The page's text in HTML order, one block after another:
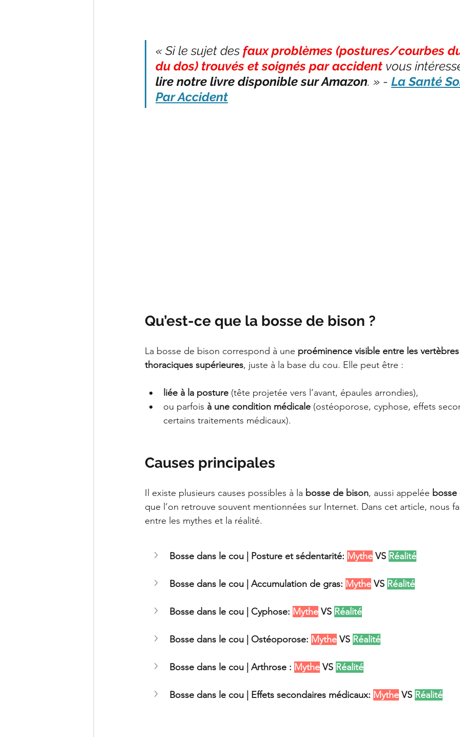
« Si le sujet des faux problèmes (postures/courbes
du dos) trouvés et soignés par accident vous
lire notre livre disponible sur Amazon. » - La Santé
Par Accident
Qu’est-ce que la bosse de bison ?
La bosse de bison correspond à une proéminence visible entre les
thoraciques supérieures, juste à la base du cou. Elle peut être :
liée à la posture (tête projetée vers l’avant, épaules arrondies),
ou parfois à une condition médicale (ostéoporose, cyphose, effets
certains traitements médicaux).
Causes principales
Il existe plusieurs causes possibles à la bosse de bison, aussi appelée bosse
que l’on retrouve souvent mentionnées sur Internet. Dans cet article, nous
entre les mythes et la réalité.
Bosse dans le cou | Posture et sédentarité: Mythe VS Réalité
Bosse dans le cou | Accumulation de gras: Mythe VS Réalité
Bosse dans le cou | Cyphose: Mythe VS Réalité
Bosse dans le cou | Ostéoporose: Mythe VS Réalité
Bosse dans le cou | Arthrose : Mythe VS Réalité
Bosse dans le cou | Effets secondaires médicaux: Mythe VS Réalité